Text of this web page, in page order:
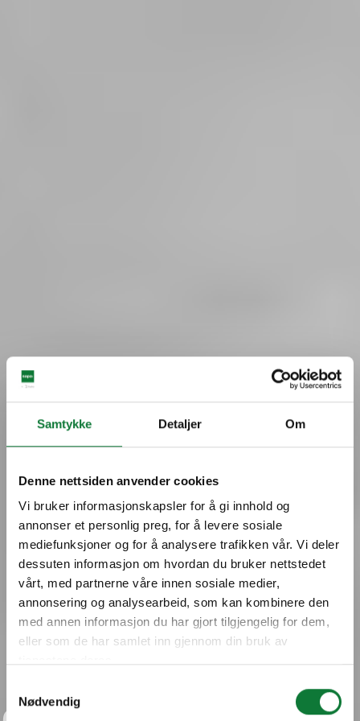
Samtykke Detaljer Om
Denne nettsiden anvender cookies
Vi bruker informasjonskapsler for å gi innhold og
annonser et personlig preg, for å levere sosiale
mediefunksjoner og for å analysere trafikken vår. Vi deler
dessuten informasjon om hvordan du bruker nettstedet
vårt, med partnerne våre innen sosiale medier,
annonsering og analysearbeid, som kan kombinere den
med annen informasjon du har gjort tilgjengelig for dem,
eller som de har samlet inn gjennom din bruk av
Nødvendig